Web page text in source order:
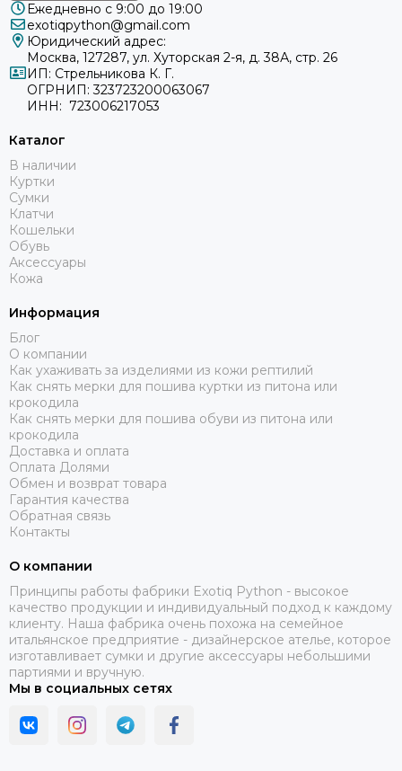
Ежедневно с 9:00 до 19:00
exotiqpython@gmail.com
Юридический адрес:
Москва, 127287, ул. Хуторская 2-я, д. 38А, стр. 26
ИП: Стрельникова К. Г.
ОГРНИП: 323723200063067
ИНН: 723006217053
Каталог
В наличии
Куртки
Сумки
Клатчи
Кошельки
Обувь
Аксессуары
Кожа
Информация
Блог
О компании
Как ухаживать за изделиями из кожи рептилий
Как снять мерки для пошива куртки из питона или
крокодила
Как снять мерки для пошива обуви из питона или
крокодила
Доставка и оплата
Оплата Долями
Обмен и возврат товара
Гарантия качества
Обратная связь
Контакты
О компании
Принципы работы фабрики Exotiq Python - высокое
качество продукции и индивидуальный подход к каждому
клиенту. Наша фабрика очень похожа на семейное
итальянское предприятие - дизайнерское ателье, которое
изготавливает сумки и другие аксессуары небольшими
партиями и вручную.
Мы в социальных сетях